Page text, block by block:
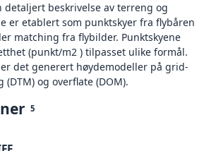
detaljert beskrivelse av terreng og
er etablert som punktskyer fra flybåren
matching fra flybilder. Punktskyene
(punkt/m2 ) tilpasset ulike formål.
det generert høydemodeller på grid-
og overflate (DOM).
5